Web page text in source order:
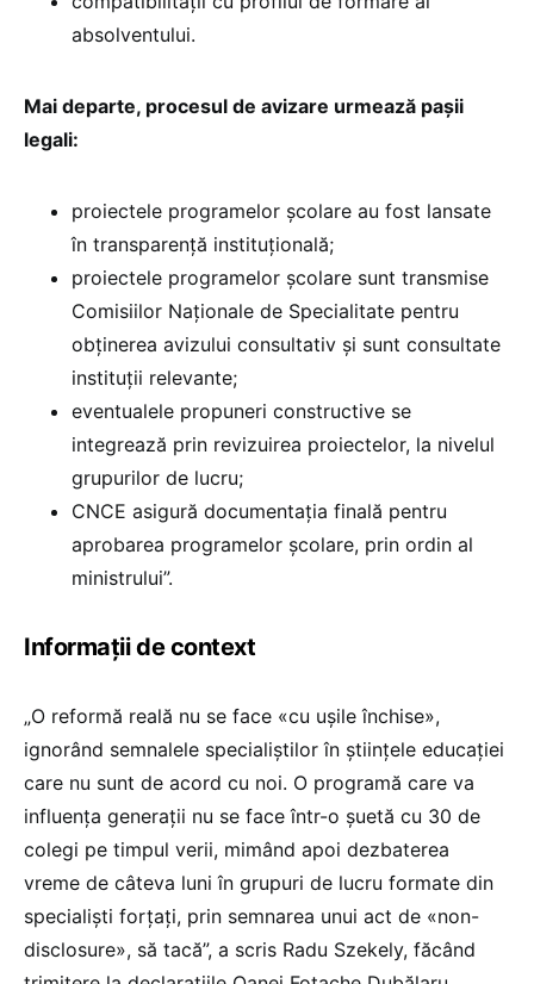
absolventului.
Mai departe, procesul de avizare urmează pașii
legali:
proiectele programelor școlare au fost lansate
în transparență instituțională;
proiectele programelor școlare sunt transmise
Comisiilor Naționale de Specialitate pentru
obținerea avizului consultativ și sunt consultate
instituții relevante;
eventualele propuneri constructive se
integrează prin revizuirea proiectelor, la nivelul
grupurilor de lucru;
CNCE asigură documentația finală pentru
aprobarea programelor școlare, prin ordin al
ministrului”.
Informații de context
„O reformă reală nu se face «cu ușile închise»,
ignorând semnalele specialiștilor în științele educației
care nu sunt de acord cu noi. O programă care va
influența generații nu se face într-o șuetă cu 30 de
colegi pe timpul verii, mimând apoi dezbaterea
vreme de câteva luni în grupuri de lucru formate din
specialiști forțați, prin semnarea unui act de «non-
disclosure», să tacă”, a scris Radu Szekely, făcând